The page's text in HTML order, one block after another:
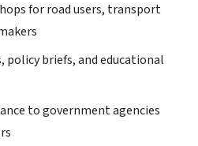
for road users, transport
policy briefs, and educational
to government agencies